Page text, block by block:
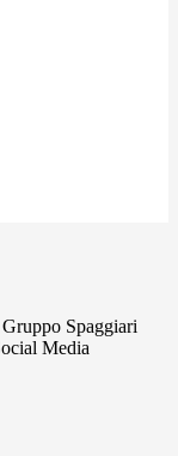
Spaggiari
Media